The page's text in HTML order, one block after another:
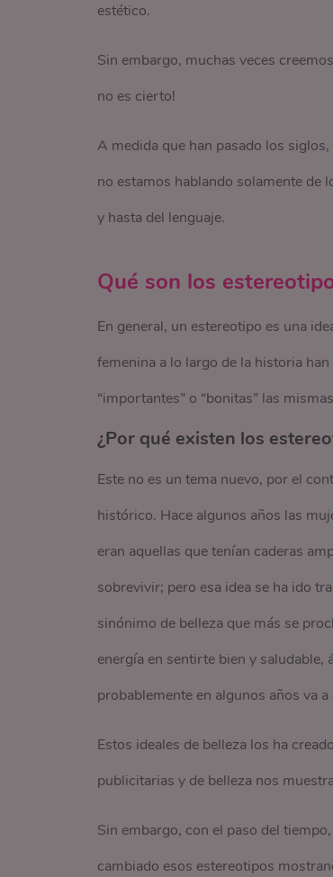
estético.
Sin embargo, muchas veces
no es cierto!
A medida que han pasado los
no estamos hablando solamente de
y hasta del lenguaje.
Qué son los
En general, un estereotipo es una
femenina a lo largo de la historia
“importantes” o “bonitas” las
¿Por qué existen los
Este no es un tema nuevo, por el
histórico. Hace algunos años las
eran aquellas que tenían caderas
sobrevivir; pero esa idea se ha ido
sinónimo de belleza que más se
energía en sentirte bien y saludable,
probablemente en algunos años va
Estos ideales de belleza los ha
publicitarias y de belleza nos
Sin embargo, con el paso del
cambiado esos estereotipos